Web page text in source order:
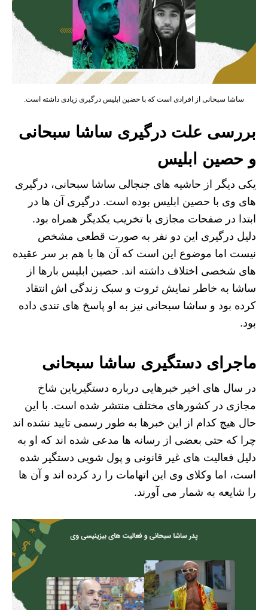
ساشا سبحانی از افرادی است که با حضین ابلیس درگیری زیادی داشته است.
بررسی علت درگیری ساشا سبحانی
و حصین ابلیس
یکی دیگر از حاشیه های جنجالی ساشا سبحانی، درگیری
های وی با حصین ابلیس بوده است. درگیری آن ها در
ابتدا در صفحات مجازی با تخریب یکدیگر همراه بود.
دلیل درگیری این دو نفر به صورت قطعی مشخص
نیست اما موضوع این است که آن ها با هم بر سر عقیده
های شخصی اختلاف داشته اند. حصین ابلیس بارها از
ساشا به خاطر نمایش ثروت و سبک زندگی اش انتقاد
کرده بود و ساشا سبحانی نیز به او پاسخ های تندی داده
بود.
ماجرای دستگیری ساشا سبحانی
در سال های اخیر خبرهایی درباره دستگیریاین شاخ
مجازی در کشورهای مختلف منتشر شده است. با این
حال هیچ کدام از این خبرها به طور رسمی تایید نشده اند
چرا که حتی بعضی از رسانه ها مدعی شده اند که او به
دلیل فعالیت های غیر قانونی و پول شویی دستگیر شده
است، اما وکلای وی این اتهامات را رد کرده اند و آن ها
را شایعه به شمار می آورند.